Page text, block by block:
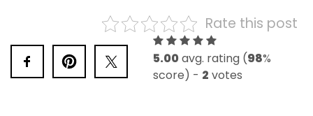
Rate this post
5.00avg. rating (98%
score) - 2 votes